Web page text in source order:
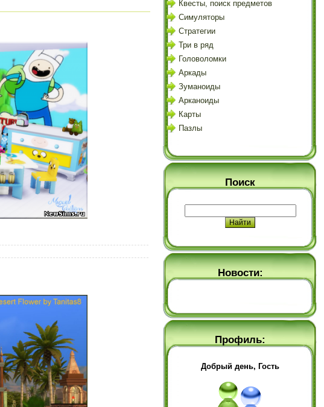
Квесты, поиск предметов
Симуляторы
Стратегии
Три в ряд
Головоломки
Аркады
Зуманоиды
Арканоиды
Карты
Пазлы
Поиск
Новости:
Профиль:
Добрый день, Гость